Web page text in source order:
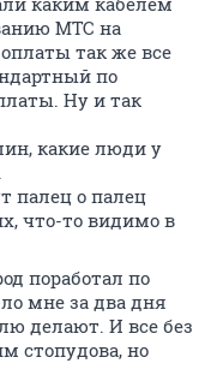
МТС на
так же все
по
Ну и так
какие люди у
палец о палец
что-то видимо в
поработал по
мне за два дня
делают. И все без
стопудова, но